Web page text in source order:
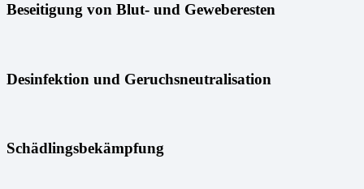
Beseitigung von Blut- und Geweberesten
Desinfektion und Geruchsneutralisation
Schädlingsbekämpfung